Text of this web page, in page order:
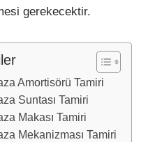
gerekecektir.
Amortisörü Tamiri
Suntası Tamiri
Makası Tamiri
Mekanizması Tamiri